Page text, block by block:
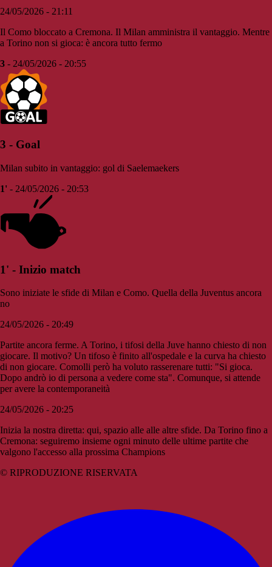
24/05/2026 - 21:11
Il Como bloccato a Cremona. Il Milan amministra il vantaggio. Mentre
a Torino non si gioca: è ancora tutto fermo
3 - 24/05/2026 - 20:55
3 - Goal
Milan subito in vantaggio: gol di Saelemaekers
1' - 24/05/2026 - 20:53
1' - Inizio match
Sono iniziate le sfide di Milan e Como. Quella della Juventus ancora
no
24/05/2026 - 20:49
Partite ancora ferme. A Torino, i tifosi della Juve hanno chiesto di non
giocare. Il motivo? Un tifoso è finito all'ospedale e la curva ha chiesto
di non giocare. Comolli però ha voluto rasserenare tutti: "Si gioca.
Dopo andrò io di persona a vedere come sta". Comunque, si attende
per avere la contemporaneità
24/05/2026 - 20:25
Inizia la nostra diretta: qui, spazio alle alle altre sfide. Da Torino fino a
Cremona: seguiremo insieme ogni minuto delle ultime partite che
valgono l'accesso alla prossima Champions
© RIPRODUZIONE RISERVATA